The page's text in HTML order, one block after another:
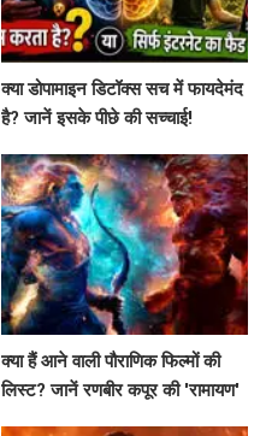
क्या डोपामाइन डिटॉक्स सच में फायदेमंद
है? जानें इसके पीछे की सच्चाई!
क्या हैं आने वाली पौराणिक फिल्मों की
लिस्ट? जानें रणबीर कपूर की 'रामायण'